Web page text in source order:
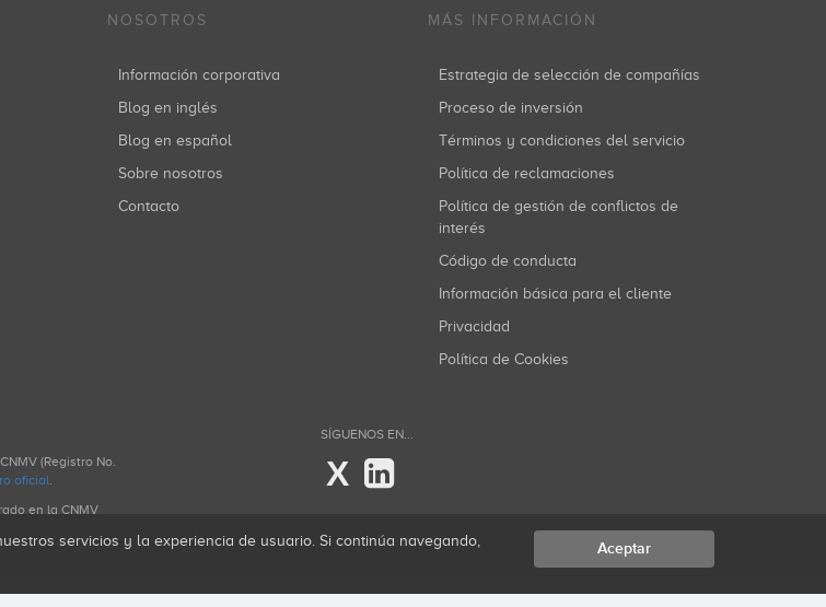
NOSOTROS
Información corporativa
Blog en inglés
Blog en español
Sobre nosotros
Contacto
MÁS INFORMACIÓN
Estrategia de selección de compañías
Proceso de inversión
Términos y condiciones del servicio
Política de reclamaciones
Política de gestión de conflictos de
interés
Código de conducta
Información básica para el cliente
Privacidad
Política de Cookies
(Registro No.
oficial.
en la CNMV
SÍGUENOS EN...
X
servicios y la experiencia de usuario. Si continúa navegando,
Aceptar